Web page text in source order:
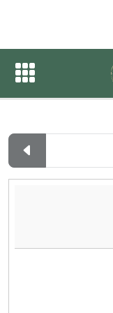
ปฏิทินกิจก
ปฏิทินกิจกรรม